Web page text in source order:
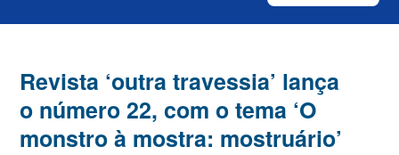
Revista ‘outra travessia’ lança
o número 22, com o tema ‘O
monstro à mostra: mostruário’